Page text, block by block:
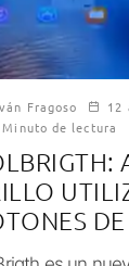
Fragoso
12
Minuto de lectura